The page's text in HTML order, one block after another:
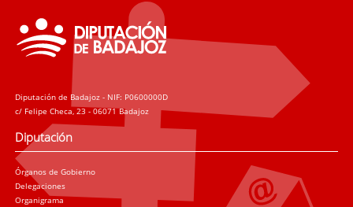
Diputación de Badajoz - NIF: P0600000D
c/ Felipe Checa, 23 - 06071 Badajoz
Diputación
Órganos de Gobierno
Delegaciones
Organigrama